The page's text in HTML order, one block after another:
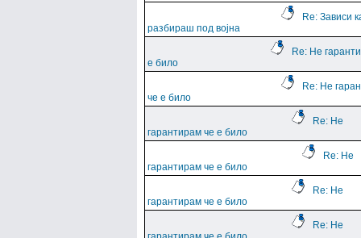
Re: Зависи
разбираш под војна
Re: Не
е било
Re: Не
че е било
Re: Не
гарантирам че е било
Re: Не
гарантирам че е било
Re: Не
гарантирам че е било
Re: Не